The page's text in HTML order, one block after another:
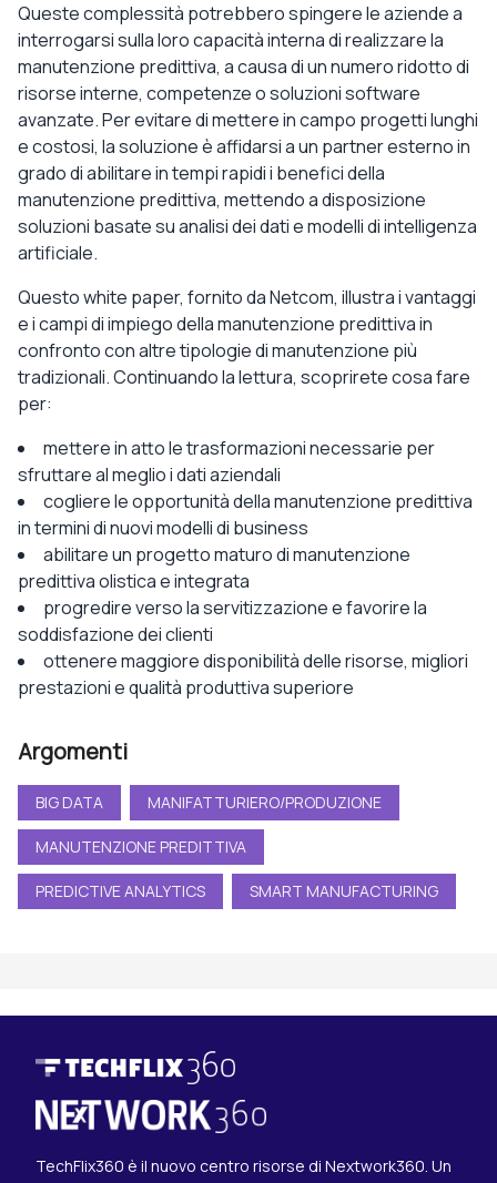
Queste complessità potrebbero spingere le aziende a
interrogarsi sulla loro capacità interna di realizzare la
manutenzione predittiva, a causa di un numero ridotto di
risorse interne, competenze o soluzioni software
avanzate. Per evitare di mettere in campo progetti lunghi
e costosi, la soluzione è affidarsi a un partner esterno in
grado di abilitare in tempi rapidi i benefici della
manutenzione predittiva, mettendo a disposizione
soluzioni basate su analisi dei dati e modelli di intelligenza
artificiale.
Questo white paper, fornito da Netcom, illustra i vantaggi
e i campi di impiego della manutenzione predittiva in
confronto con altre tipologie di manutenzione più
tradizionali. Continuando la lettura, scoprirete cosa fare
per:
mettere in atto le trasformazioni necessarie per
sfruttare al meglio i dati aziendali
cogliere le opportunità della manutenzione predittiva
in termini di nuovi modelli di business
abilitare un progetto maturo di manutenzione
predittiva olistica e integrata
progredire verso la servitizzazione e favorire la
soddisfazione dei clienti
ottenere maggiore disponibilità delle risorse, migliori
prestazioni e qualità produttiva superiore
Argomenti
BIG DATA MANIFATTURIERO/PRODUZIONE
MANUTENZIONE PREDITTIVA
PREDICTIVE ANALYTICS SMART MANUFACTURING
TechFlix360 è il nuovo centro risorse di Nextwork360. Un